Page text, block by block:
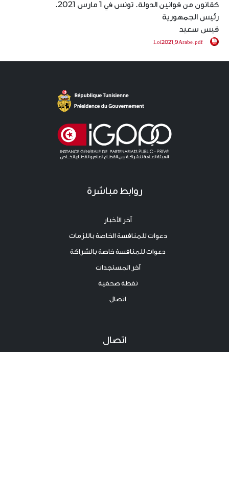
كقانون من قوانين الدولة. تونس في 1 مارس 2021.
رئيس الجمهورية
قيس سعيد
Loi2021_9Arabe.pdf
روابط مباشرة
آخر الأخبار
دعوات للمنافسة الخاصة باللزمات
دعوات للمنافسة خاصة بالشراكة
آخر المستجدات
نقطة صحفية
اتصال
اتصال